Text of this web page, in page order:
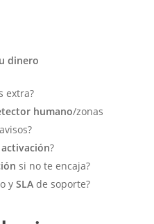
dinero
extra?
humano/zonas
activación?
si no te encaja?
ySLA de soporte?